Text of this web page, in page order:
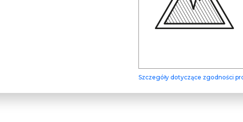
Szczegóły dotyczące zgodności